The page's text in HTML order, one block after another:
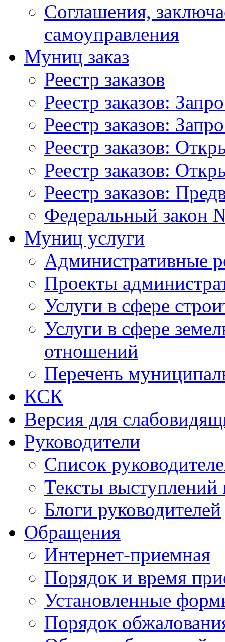
Соглашения,
самоуправления
Муниц заказ
Реестр заказов
Реестр заказов:
Реестр заказов:
Реестр заказов:
Реестр заказов:
Реестр заказов:
Федеральный закон
Муниц услуги
Административные
Проекты
Услуги в сфере
Услуги в сфере
отношений
Перечень
КСК
Версия для
Руководители
Список
Тексты выступлений
Блоги руководителей
Обращения
Интернет-приемная
Порядок и время
Установленные
Порядок